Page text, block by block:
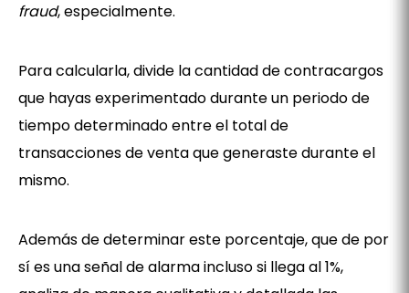
fraud, especialmente.
Para calcularla, divide la cantidad de contracargos
que hayas experimentado durante un periodo de
tiempo determinado entre el total de
transacciones de venta que generaste durante el
mismo.
Además de determinar este porcentaje, que de por
sí es una señal de alarma incluso si llega al 1%,